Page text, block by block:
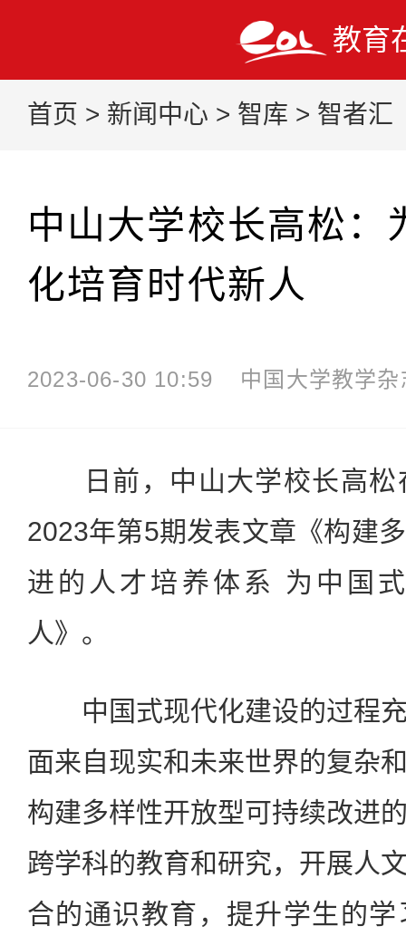
教育
首页 > 新闻中心 > 智库 > 智者汇
中山大学校长高松：
化培育时代新人
2023-06-30 10:59 中国大学教学杂
日前，中山大学校长高松
2023年第5期发表文章《构建
进的人才培养体系 为中国
人》。
中国式现代化建设的过程充
面来自现实和未来世界的复杂
构建多样性开放型可持续改进
跨学科的教育和研究，开展人
合的通识教育，提升学生的